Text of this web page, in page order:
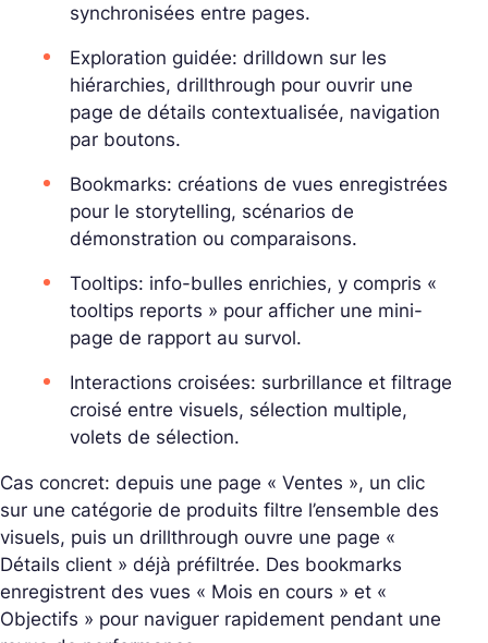
synchronisées entre pages.
Exploration guidée: drilldown sur les
hiérarchies, drillthrough pour ouvrir une
page de détails contextualisée, navigation
par boutons.
Bookmarks: créations de vues enregistrées
pour le storytelling, scénarios de
démonstration ou comparaisons.
Tooltips: info-bulles enrichies, y compris «
tooltips reports » pour afficher une mini-
page de rapport au survol.
Interactions croisées: surbrillance et filtrage
croisé entre visuels, sélection multiple,
volets de sélection.
Cas concret: depuis une page « Ventes », un clic
sur une catégorie de produits filtre l’ensemble des
visuels, puis un drillthrough ouvre une page «
Détails client » déjà préfiltrée. Des bookmarks
enregistrent des vues « Mois en cours » et «
Objectifs » pour naviguer rapidement pendant une